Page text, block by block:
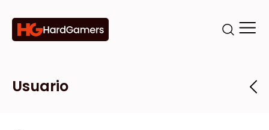
Categorías
Marcas
Tiendas
Usuario